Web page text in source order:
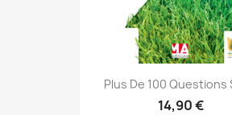
Plus De 100 Questions
14,90 €